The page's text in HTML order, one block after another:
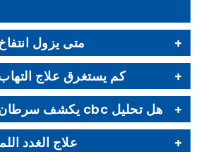
متى يزول
كم يستغرق علاج التهاب
هل تحليل cbc يكشف سرطان الغدد اللمفاوية ؟
علاج الغدد